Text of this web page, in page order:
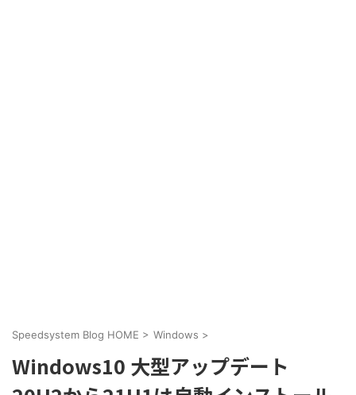
Speedsystem Blog HOME > Windows >
Windows10 大型アップデート